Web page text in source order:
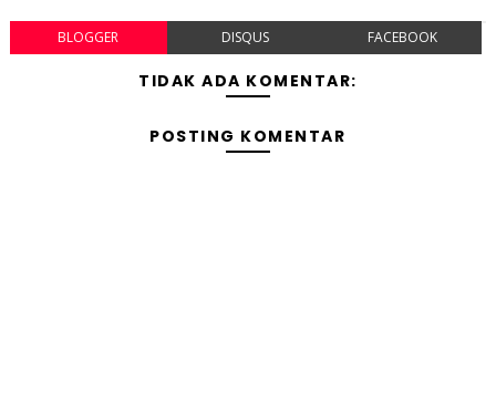
BLOGGER DISQUS FACEBOOK
TIDAK ADA KOMENTAR:
POSTING KOMENTAR